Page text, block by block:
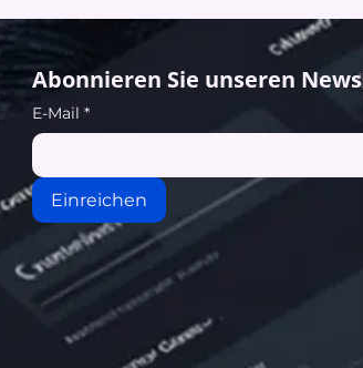
Abonnieren Sie unseren
E-Mail *
Einreichen